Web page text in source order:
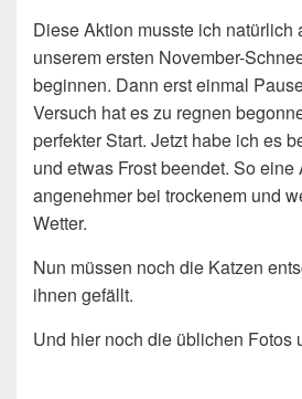
Diese Aktion musste ich natürlich
unserem ersten November-
beginnen. Dann erst einmal
Versuch hat es zu regnen
perfekter Start. Jetzt habe ich es
und etwas Frost beendet. So eine
angenehmer bei trockenem und
Wetter.
Nun müssen noch die Katzen
ihnen gefällt.
Und hier noch die üblichen Fotos